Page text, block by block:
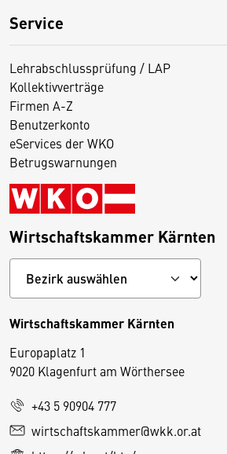
Service
Lehrabschlussprüfung / LAP
Kollektivverträge
Firmen A-Z
Benutzerkonto
eServices der WKO
Betrugswarnungen
Wirtschaftskammer Kärnten
Wirtschaftskammer Kärnten
Europaplatz 1
9020 Klagenfurt am Wörthersee
+43 5 90904 777
wirtschaftskammer@wkk.or.at
D